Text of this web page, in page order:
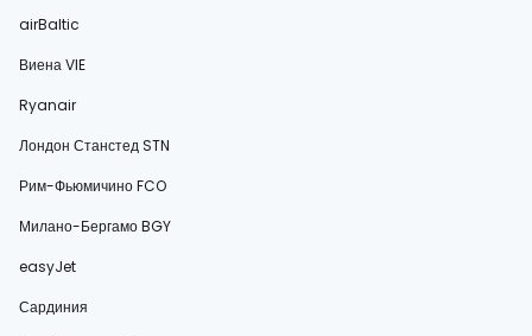
airBaltic
Виена VIE
Ryanair
Лондон Станстед STN
Рим-Фьюмичино FCO
Милано-Бергамо BGY
easyJet
Сардиния